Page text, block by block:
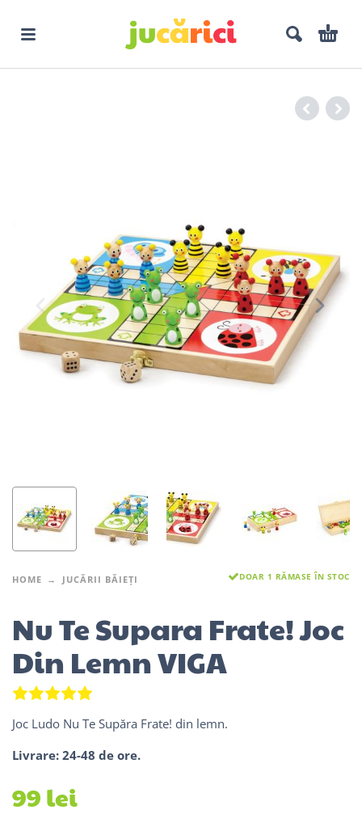
HOME JUCĂRII BĂIEȚI DOAR 1 RĂMASE ÎN STOC
Nu Te Supara Frate! Joc
Din Lemn VIGA
Joc Ludo Nu Te Supăra Frate! din lemn.
Livrare: 24-48 de ore.
99lei